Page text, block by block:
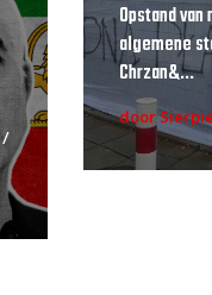
Opstand
algemene
Chrzan&...
door